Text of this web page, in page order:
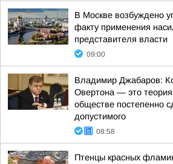
В Москве возбуждено
факту применения
представителя власти
09:00
Владимир Джабаров:
Овертона — это теория
обществе постепенно
допустимого
08:58
Птенцы красных